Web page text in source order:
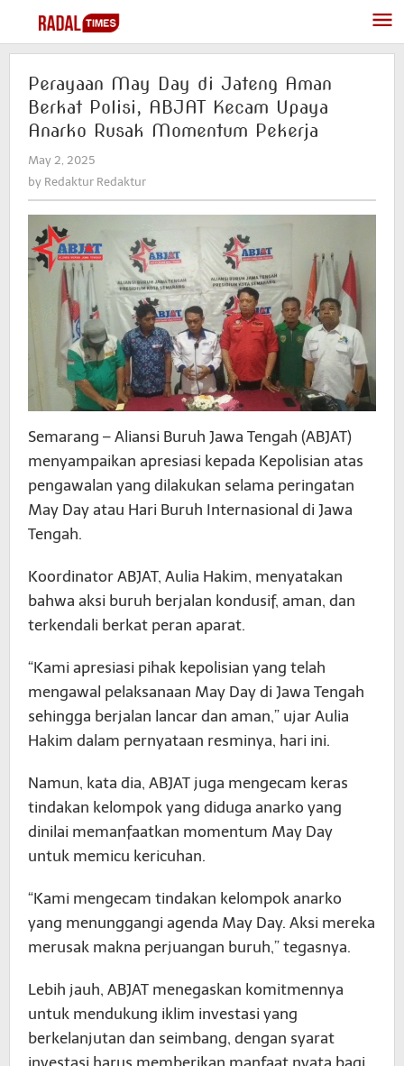
content
Perayaan May Day di Jateng Aman
Berkat Polisi, ABJAT Kecam Upaya
Anarko Rusak Momentum Pekerja
May 2, 2025
Redaktur
by Redaktur Redaktur
Semarang – Aliansi Buruh Jawa Tengah (ABJAT)
menyampaikan apresiasi kepada Kepolisian atas
pengawalan yang dilakukan selama peringatan
May Day atau Hari Buruh Internasional di Jawa
Tengah.
Koordinator ABJAT, Aulia Hakim, menyatakan
bahwa aksi buruh berjalan kondusif, aman, dan
terkendali berkat peran aparat.
“Kami apresiasi pihak kepolisian yang telah
mengawal pelaksanaan May Day di Jawa Tengah
sehingga berjalan lancar dan aman,” ujar Aulia
Hakim dalam pernyataan resminya, hari ini.
Namun, kata dia, ABJAT juga mengecam keras
tindakan kelompok yang diduga anarko yang
dinilai memanfaatkan momentum May Day
untuk memicu kericuhan.
“Kami mengecam tindakan kelompok anarko
yang menunggangi agenda May Day. Aksi mereka
merusak makna perjuangan buruh,” tegasnya.
Lebih jauh, ABJAT menegaskan komitmennya
untuk mendukung iklim investasi yang
berkelanjutan dan seimbang, dengan syarat
investasi harus memberikan manfaat nyata bagi